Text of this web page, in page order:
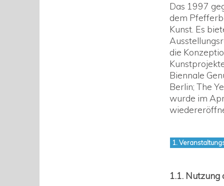
Das 1997
dem
Kunst. Es
die
Biennale
Berlin; The
wurde im
1.
1.1.